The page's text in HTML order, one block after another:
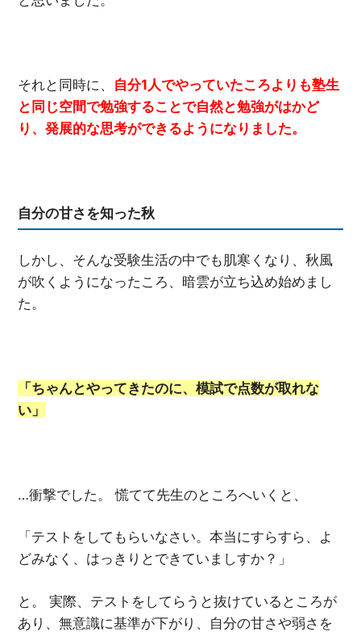
それと同時に、 自分1人でやっていたころよりも塾生
と同じ空間で勉強することで自然と勉強がはかど
り、発展的な思考ができるようになりました。
自分の甘さを知った秋
しかし、そんな受験生活の中でも肌寒くなり、秋風
が吹くようになったころ、暗雲が立ち込め始めまし
た。
「ちゃんとやってきたのに、模試で点数が取れな
い」
…衝撃でした。 慌てて先生のところへいくと、
「テストをしてもらいなさい。本当にすらすら、よ
どみなく、はっきりとできていましすか？」
と。 実際、テストをしてらうと抜けているところが
あり、無意識に基準が下がり、自分の甘さや弱さを